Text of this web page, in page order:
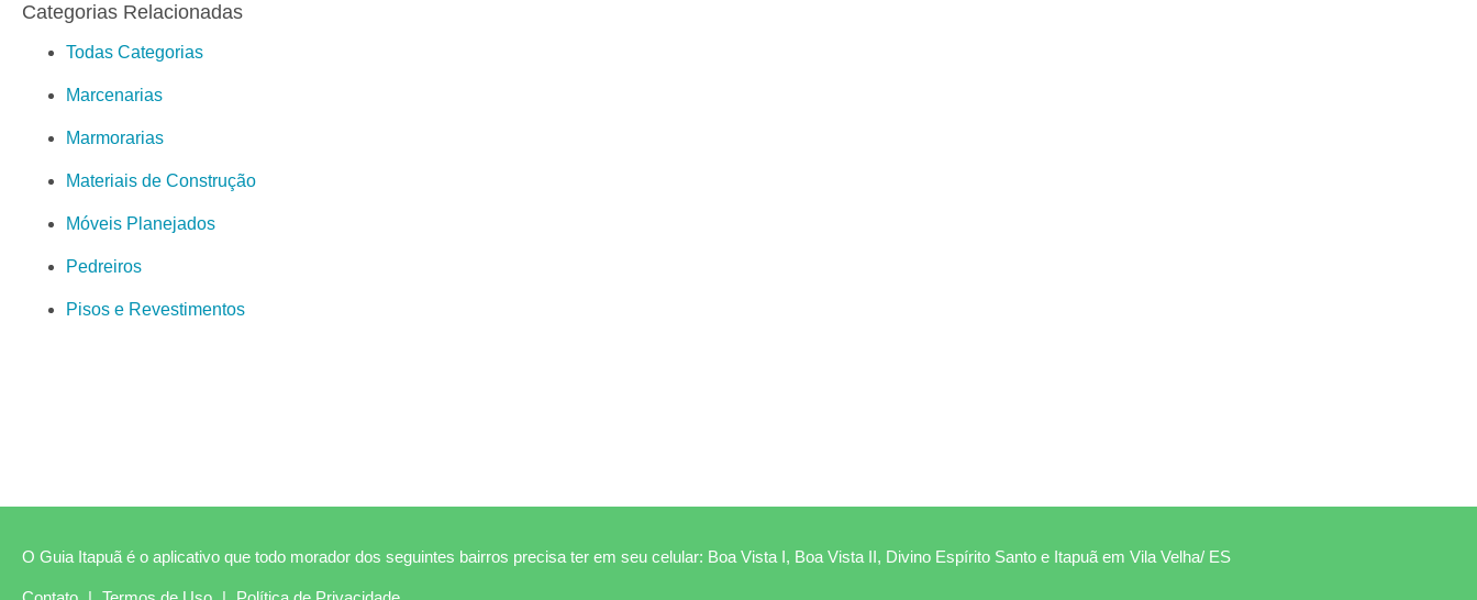
Categorias Relacionadas
Todas Categorias
Marcenarias
Marmorarias
Materiais de Construção
Móveis Planejados
Pedreiros
Pisos e Revestimentos
O Guia Itapuã é o aplicativo que todo morador dos seguintes bairros precisa ter em seu celular: Boa Vista I, Boa Vista II, Divino Espírito Santo e Itapuã em Vila Velha/ ES